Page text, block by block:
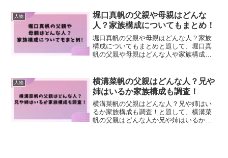
人物
堀口真帆の父親や母親はどんな
人？家族構成についてもまとめ！
堀口真帆の父親や母親はどんな人？家族
構成についてもまとめと題して、堀口真
帆の父親や母親はどんな人や家族構成に
人物
横溝菜帆の父親はどんな人？兄や
姉はいるか家族構成も調査！
横溝菜帆の父親はどんな人？兄や姉はい
るか家族構成も調査！と題して、横溝菜
帆の父親はどんな人か兄や姉はいるか家